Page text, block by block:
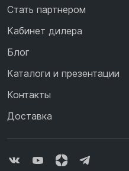
Стать партнером
Кабинет дилера
Блог
Каталоги и презентации
Контакты
Доставка